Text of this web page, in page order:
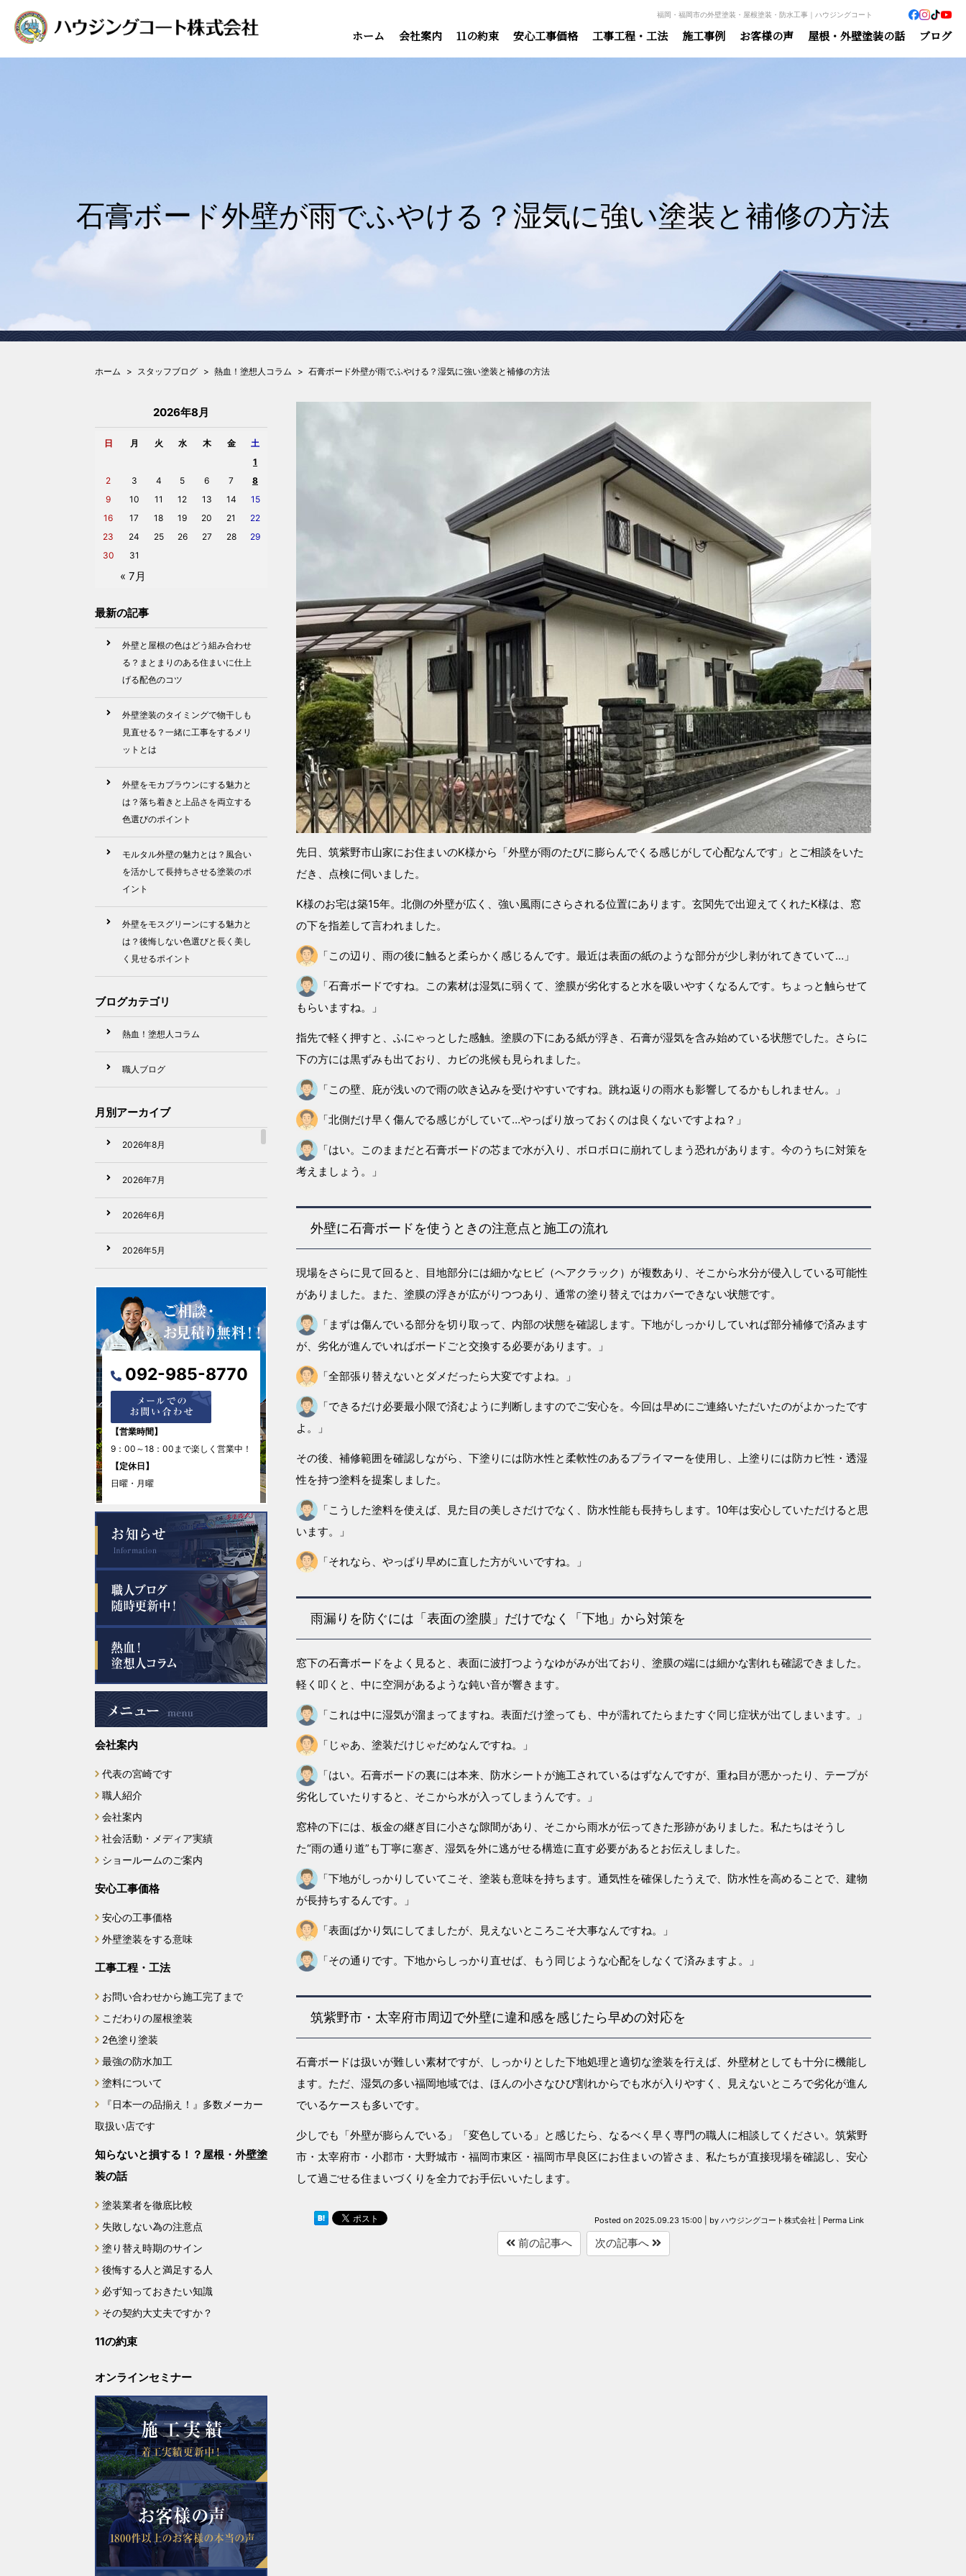
福岡・福岡市の外壁塗装・屋根塗装・防水工事｜ハウジングコート
ホーム 会社案内 11の約束 安心工事価格 工事工程・工法 施工事例 お客様の声 屋根・外壁塗装の話 ブログ
石膏ボード外壁が雨でふやける？湿気に強い塗装と補修の方法
ホーム スタッフブログ 熱血！塗想人コラム 石膏ボード外壁が雨でふやける？湿気に強い塗装と補修の方法
先日、筑紫野市山家にお住まいのK様から「外壁が雨のたびに膨らんでくる感じがして心配なんです」とご相談をいた
だき、点検に伺いました。
K様のお宅は築15年。北側の外壁が広く、強い風雨にさらされる位置にあります。玄関先で出迎えてくれたK様は、窓
の下を指差して言われました。
「この辺り、雨の後に触ると柔らかく感じるんです。最近は表面の紙のような部分が少し剥がれてきていて…」
「石膏ボードですね。この素材は湿気に弱くて、塗膜が劣化すると水を吸いやすくなるんです。ちょっと触らせて
もらいますね。」
指先で軽く押すと、ふにゃっとした感触。塗膜の下にある紙が浮き、石膏が湿気を含み始めている状態でした。さらに
下の方には黒ずみも出ており、カビの兆候も見られました。
「この壁、庇が浅いので雨の吹き込みを受けやすいですね。跳ね返りの雨水も影響してるかもしれません。」
「北側だけ早く傷んでる感じがしていて…やっぱり放っておくのは良くないですよね？」
「はい。このままだと石膏ボードの芯まで水が入り、ボロボロに崩れてしまう恐れがあります。今のうちに対策を
考えましょう。」
外壁に石膏ボードを使うときの注意点と施工の流れ
現場をさらに見て回ると、目地部分には細かなヒビ（ヘアクラック）が複数あり、そこから水分が侵入している可能性
がありました。また、塗膜の浮きが広がりつつあり、通常の塗り替えではカバーできない状態です。
「まずは傷んでいる部分を切り取って、内部の状態を確認します。下地がしっかりしていれば部分補修で済みます
が、劣化が進んでいればボードごと交換する必要があります。」
「全部張り替えないとダメだったら大変ですよね。」
「できるだけ必要最小限で済むように判断しますのでご安心を。今回は早めにご連絡いただいたのがよかったです
よ。」
その後、補修範囲を確認しながら、下塗りには防水性と柔軟性のあるプライマーを使用し、上塗りには防カビ性・透湿
性を持つ塗料を提案しました。
「こうした塗料を使えば、見た目の美しさだけでなく、防水性能も長持ちします。10年は安心していただけると思
います。」
「それなら、やっぱり早めに直した方がいいですね。」
雨漏りを防ぐには「表面の塗膜」だけでなく「下地」から対策を
窓下の石膏ボードをよく見ると、表面に波打つようなゆがみが出ており、塗膜の端には細かな割れも確認できました。
軽く叩くと、中に空洞があるような鈍い音が響きます。
「これは中に湿気が溜まってますね。表面だけ塗っても、中が濡れてたらまたすぐ同じ症状が出てしまいます。」
「じゃあ、塗装だけじゃだめなんですね。」
「はい。石膏ボードの裏には本来、防水シートが施工されているはずなんですが、重ね目が悪かったり、テープが
劣化していたりすると、そこから水が入ってしまうんです。」
窓枠の下には、板金の継ぎ目に小さな隙間があり、そこから雨水が伝ってきた形跡がありました。私たちはそうし
た“雨の通り道”も丁寧に塞ぎ、湿気を外に逃がせる構造に直す必要があるとお伝えしました。
「下地がしっかりしていてこそ、塗装も意味を持ちます。通気性を確保したうえで、防水性を高めることで、建物
が長持ちするんです。」
「表面ばかり気にしてましたが、見えないところこそ大事なんですね。」
「その通りです。下地からしっかり直せば、もう同じような心配をしなくて済みますよ。」
筑紫野市・太宰府市周辺で外壁に違和感を感じたら早めの対応を
石膏ボードは扱いが難しい素材ですが、しっかりとした下地処理と適切な塗装を行えば、外壁材としても十分に機能し
ます。ただ、湿気の多い福岡地域では、ほんの小さなひび割れからでも水が入りやすく、見えないところで劣化が進ん
でいるケースも多いです。
少しでも「外壁が膨らんでいる」「変色している」と感じたら、なるべく早く専門の職人に相談してください。筑紫野
市・太宰府市・小郡市・大野城市・福岡市東区・福岡市早良区にお住まいの皆さま、私たちが直接現場を確認し、安心
して過ごせる住まいづくりを全力でお手伝いいたします。
Posted on 2025.09.23 15:00| by ハウジングコート株式会社 Perma Link
前の記事へ 次の記事へ
2026年8月
日 月 火 水 木 金 土
« 7月
1
2
3 4 5 6 7
8
9
10 11 12 13 14
15
16
17 18 19 20 21
22
23
24 25 26 27 28
29
30
31
最新の記事
外壁と屋根の色はどう組み合わせ
る？まとまりのある住まいに仕上
げる配色のコツ
外壁塗装のタイミングで物干しも
見直せる？一緒に工事をするメリ
ットとは
外壁をモカブラウンにする魅力と
は？落ち着きと上品さを両立する
色選びのポイント
モルタル外壁の魅力とは？風合い
を活かして長持ちさせる塗装のポ
イント
外壁をモスグリーンにする魅力と
は？後悔しない色選びと長く美し
く見せるポイント
ブログカテゴリ
熱血！塗想人コラム
職人ブログ
月別アーカイブ
2026年8月
2026年7月
2026年6月
2026年5月
2026年4月
2026年3月
2026年1月
2025年12月
2025年11月
2025年9月
2025年8月
2025年7月
2025年5月
2025年4月
2025年3月
2025年2月
2025年1月
2024年11月
2024年10月
2024年8月
2024年7月
2024年6月
2024年4月
2024年2月
2023年12月
2023年11月
2023年10月
2023年9月
2023年8月
2023年7月
2023年6月
2023年5月
2023年4月
092-985-8770
【営業時間】
9：00～18：00まで楽しく営業中！
【定休日】
日曜・月曜
会社案内
代表の宮崎です
職人紹介
会社案内
社会活動・メディア実績
ショールームのご案内
安心工事価格
安心の工事価格
外壁塗装をする意味
工事工程・工法
お問い合わせから施工完了まで
こだわりの屋根塗装
2色塗り塗装
最強の防水加工
塗料について
『日本一の品揃え！』多数メーカー
取扱い店です
知らないと損する！？屋根・外壁塗
装の話
塗装業者を徹底比較
失敗しない為の注意点
塗り替え時期のサイン
後悔する人と満足する人
必ず知っておきたい知識
その契約大丈夫ですか？
11の約束
オンラインセミナー